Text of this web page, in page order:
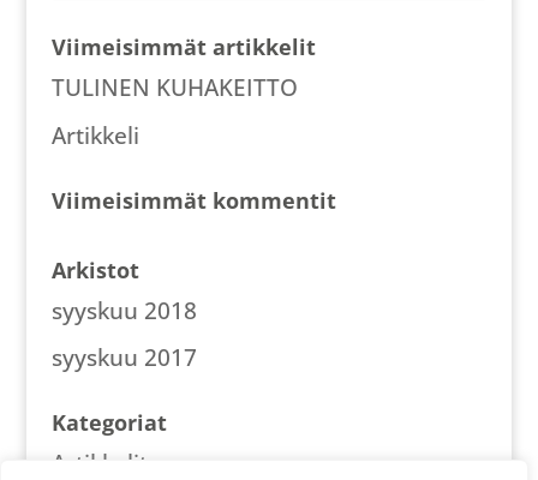
Viimeisimmät artikkelit
TULINEN KUHAKEITTO
Artikkeli
Viimeisimmät kommentit
Arkistot
syyskuu 2018
syyskuu 2017
Kategoriat
Artikkelit